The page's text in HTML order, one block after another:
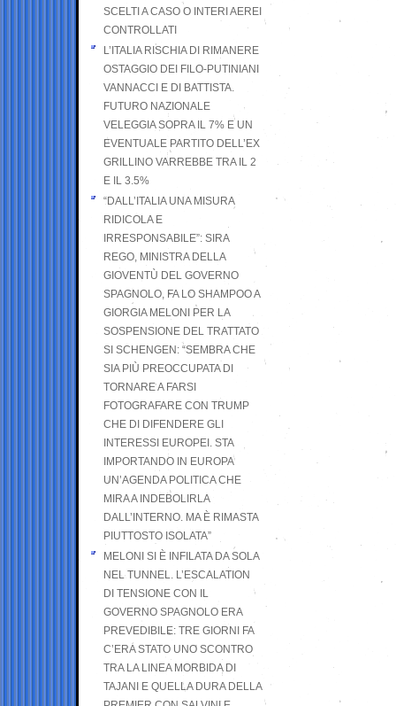
SCELTI A CASO O INTERI AEREI
CONTROLLATI
L’ITALIA RISCHIA DI RIMANERE
OSTAGGIO DEI FILO-PUTINIANI
VANNACCI E DI BATTISTA.
FUTURO NAZIONALE
VELEGGIA SOPRA IL 7% E UN
EVENTUALE PARTITO DELL’EX
GRILLINO VARREBBE TRA IL 2
E IL 3.5%
“DALL’ITALIA UNA MISURA
RIDICOLA E
IRRESPONSABILE”: SIRA
REGO, MINISTRA DELLA
GIOVENTÙ DEL GOVERNO
SPAGNOLO, FA LO SHAMPOO A
GIORGIA MELONI PER LA
SOSPENSIONE DEL TRATTATO
SI SCHENGEN: “SEMBRA CHE
SIA PIÙ PREOCCUPATA DI
TORNARE A FARSI
FOTOGRAFARE CON TRUMP
CHE DI DIFENDERE GLI
INTERESSI EUROPEI. STA
IMPORTANDO IN EUROPA
UN’AGENDA POLITICA CHE
MIRA A INDEBOLIRLA
DALL’INTERNO. MA È RIMASTA
PIUTTOSTO ISOLATA”
MELONI SI È INFILATA DA SOLA
NEL TUNNEL. L’ESCALATION
DI TENSIONE CON IL
GOVERNO SPAGNOLO ERA
PREVEDIBILE: TRE GIORNI FA
C’ERA STATO UNO SCONTRO
TRA LA LINEA MORBIDA DI
TAJANI E QUELLA DURA DELLA